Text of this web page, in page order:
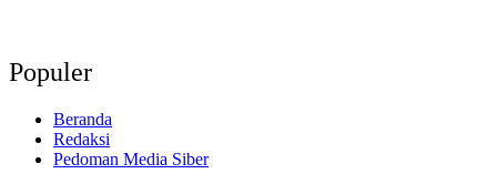
Populer
Beranda
Redaksi
Pedoman Media Siber